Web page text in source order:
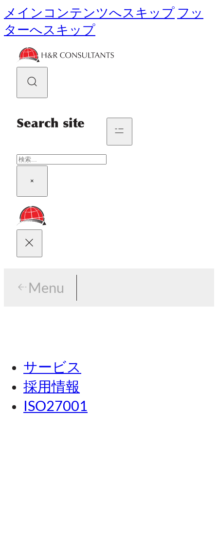
メインコンテンツへスキップ フッ
ターへスキップ
Search site
検
×
Menu
東京
名古屋
関西
Menu
サービス
採用情報
ISO27001